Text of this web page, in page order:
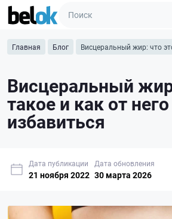
Главная Блог Висцеральный жир: что
Висцеральный
такое и как от него
избавиться
Дата публикации
21 ноября 2022
Дата обновления
30 марта 2026